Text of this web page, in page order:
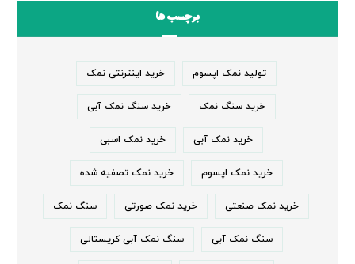
برچسب ها
تولید نمک اپسوم خرید اینترنتی نمک
خرید سنگ نمک خرید سنگ نمک آبی
خرید نمک آبی خرید نمک اسبی
خرید نمک اپسوم خرید نمک تصفیه شده
خرید نمک صنعتی خرید نمک صورتی سنگ نمک
سنگ نمک آبی سنگ نمک آبی کریستالی